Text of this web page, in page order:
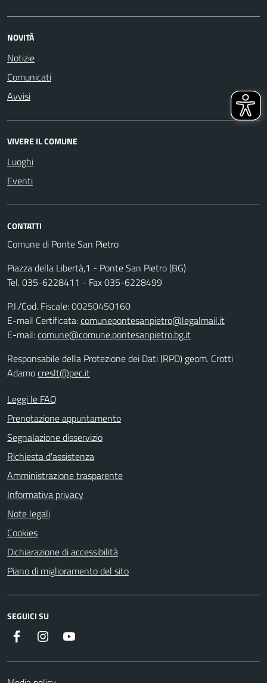
NOVITÀ
Notizie
Comunicati
Avvisi
VIVERE IL COMUNE
Luoghi
Eventi
CONTATTI
Comune di Ponte San Pietro
Piazza della Libertà,1 - Ponte San Pietro (BG)
Tel. 035-6228411 - Fax 035-6228499
P.I./Cod. Fiscale: 00250450160
E-mail Certificata:comunepontesanpietro@legalmail.it
E-mail:comune@comune.pontesanpietro.bg.it
Responsabile della Protezione dei Dati (RPD) geom. Crotti
Adamocreslt@pec.it
Leggi le FAQ
Prenotazione appuntamento
Segnalazione disservizio
Richiesta d'assistenza
Amministrazione trasparente
Informativa privacy
Note legali
Cookies
Dichiarazione di accessibilità
Piano di miglioramento del sito
SEGUICI SU
Facebook Instagram